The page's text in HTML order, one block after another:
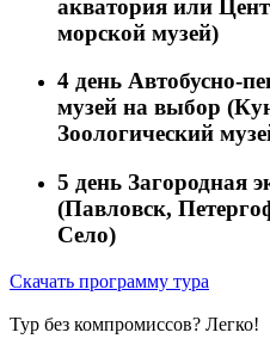
акватория или
морской музей)
4 день Автобусно-
музей на выбор
Зоологический
5 день Загородная
(Павловск,
Село)
Скачать программу тура
Тур без компромиссов? Легко!